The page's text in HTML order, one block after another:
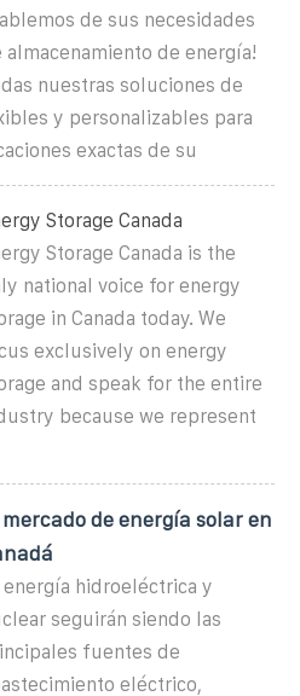
de sus necesidades
almacenamiento de energía!
nuestras soluciones de
y personalizables para
exactas de su
Storage Canada
Storage Canada is the
national voice for energy
in Canada today. We
exclusively on energy
and speak for the entire
because we represent
mercado de energía solar en
energía hidroeléctrica y
seguirán siendo las
fuentes de
eléctrico,